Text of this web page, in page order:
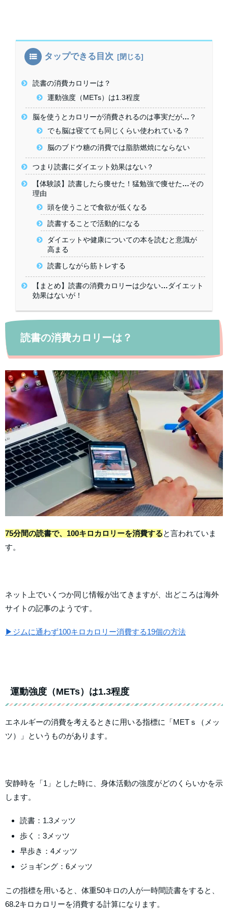
タップできる目次
読書の消費カロリーは？
運動強度（METs）は1.3程度
脳を使うとカロリーが消費されるのは事実だが…？
でも脳は寝てても同じくらい使われている？
脳のブドウ糖の消費では脂肪燃焼にならない
つまり読書にダイエット効果はない？
【体験談】読書したら痩せた！猛勉強で痩せた…その
理由
頭を使うことで食欲が低くなる
読書することで活動的になる
ダイエットや健康についての本を読むと意識が
高まる
読書しながら筋トレする
【まとめ】読書の消費カロリーは少ない…ダイエット
効果はないが！
読書の消費カロリーは？
75分間の読書で、100キロカロリーを消費すると言われていま
す。
ネット上でいくつか同じ情報が出てきますが、出どころは海外
サイトの記事のようです。
▶ジムに通わず100キロカロリー消費する19個の方法
運動強度（METs）は1.3程度
エネルギーの消費を考えるときに用いる指標に「METｓ（メッ
ツ）」というものがあります。
安静時を「1」とした時に、身体活動の強度がどのくらいかを示
します。
読書：1.3メッツ
歩く：3メッツ
早歩き：4メッツ
ジョギング：6メッツ
この指標を用いると、体重50キロの人が一時間読書をすると、
68.2キロカロリーを消費する計算になります。